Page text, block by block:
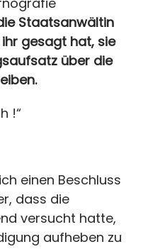
Staatsanwältin
gesagt hat, sie
über die
!“
einen Beschluss
dass die
versucht hatte,
aufheben zu